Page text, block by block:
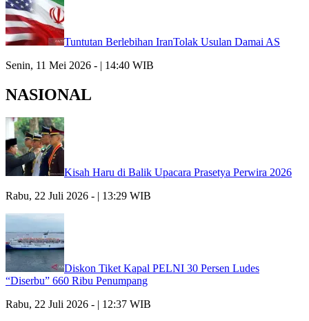
Tuntutan Berlebihan IranTolak Usulan Damai AS
Senin, 11 Mei 2026 - | 14:40 WIB
NASIONAL
Kisah Haru di Balik Upacara Prasetya Perwira 2026
Rabu, 22 Juli 2026 - | 13:29 WIB
Diskon Tiket Kapal PELNI 30 Persen Ludes
“Diserbu” 660 Ribu Penumpang
Rabu, 22 Juli 2026 - | 12:37 WIB